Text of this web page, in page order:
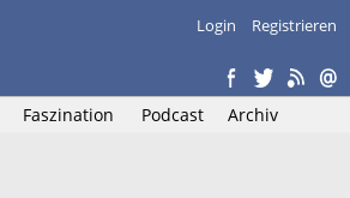
Login Registrieren
Faszination Podcast Archiv